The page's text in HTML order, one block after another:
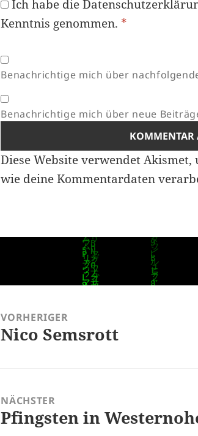
Ich habe die
Kenntnis genommen. *
Benachrichtige mich über
Benachrichtige mich über neue
Diese Website verwendet
wie deine Kommentardaten
VORHERIGER
Vorheriger
Nico Semsrott
NÄCHSTER
Nächster
Pfingsten in